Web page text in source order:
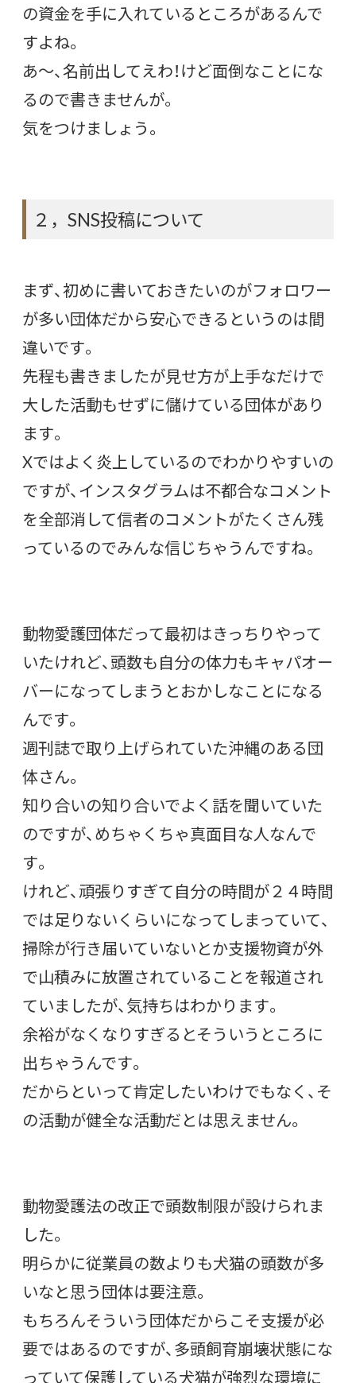
の資金を手に入れているところがあるんで
すよね。
あ～、名前出してえわ！けど面倒なことにな
るので書きませんが。
気をつけましょう。
２，SNS投稿について
まず、初めに書いておきたいのがフォロワー
が多い団体だから安心できるというのは間
違いです。
先程も書きましたが見せ方が上手なだけで
大した活動もせずに儲けている団体があり
ます。
Xではよく炎上しているのでわかりやすいの
ですが、インスタグラムは不都合なコメント
を全部消して信者のコメントがたくさん残
っているのでみんな信じちゃうんですね。
動物愛護団体だって最初はきっちりやって
いたけれど、頭数も自分の体力もキャパオー
バーになってしまうとおかしなことになる
んです。
週刊誌で取り上げられていた沖縄のある団
体さん。
知り合いの知り合いでよく話を聞いていた
のですが、めちゃくちゃ真面目な人なんで
す。
けれど、頑張りすぎて自分の時間が２４時間
では足りないくらいになってしまっていて、
掃除が行き届いていないとか支援物資が外
で山積みに放置されていることを報道され
ていましたが、気持ちはわかります。
余裕がなくなりすぎるとそういうところに
出ちゃうんです。
だからといって肯定したいわけでもなく、そ
の活動が健全な活動だとは思えません。
動物愛護法の改正で頭数制限が設けられま
した。
明らかに従業員の数よりも犬猫の頭数が多
いなと思う団体は要注意。
もちろんそういう団体だからこそ支援が必
要ではあるのですが、多頭飼育崩壊状態にな
っていて保護している犬猫が強烈な環境に